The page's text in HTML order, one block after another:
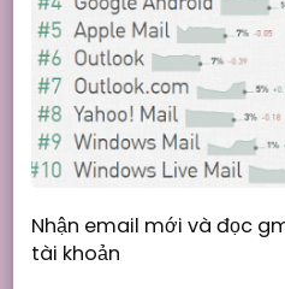
Nhận email mới và đọc
tài khoản